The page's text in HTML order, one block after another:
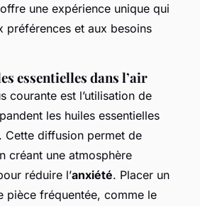
une expérience unique qui
préférences et aux besoins
essentielles dans l’air
courante est l’utilisation de
les huiles essentielles
Cette diffusion permet de
créant une atmosphère
réduire l’anxiété. Placer un
pièce fréquentée, comme le